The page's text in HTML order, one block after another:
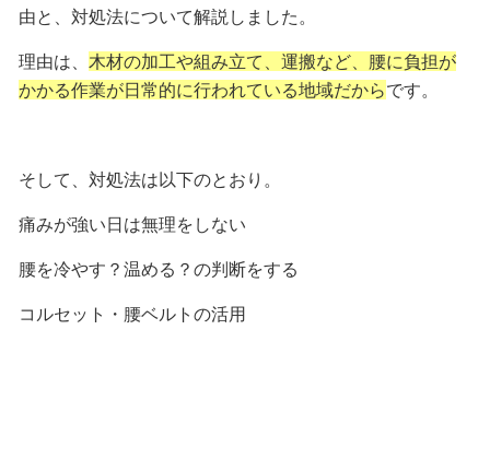
由と、対処法について解説しました。
理由は、 木材の加工や組み立て、運搬など、腰に負担が
かかる作業が日常的に行われている地域だからです。
そして、対処法は以下のとおり。
痛みが強い日は無理をしない
腰を冷やす？温める？の判断をする
コルセット・腰ベルトの活用